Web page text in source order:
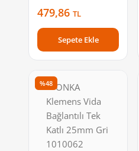
1030045
479,86 TL
Sepete Ekle
%48